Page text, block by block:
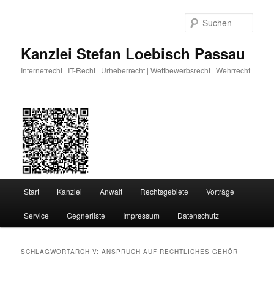
Kanzlei Stefan Loebisch Passau
Internetrecht | IT-Recht | Urheberrecht | Wettbewerbsrecht | Wehrrecht
Start Kanzlei Anwalt Rechtsgebiete Vorträge
Service Gegnerliste Impressum Datenschutz
SCHLAGWORTARCHIV:ANSPRUCH AUF RECHTLICHES GEHÖR